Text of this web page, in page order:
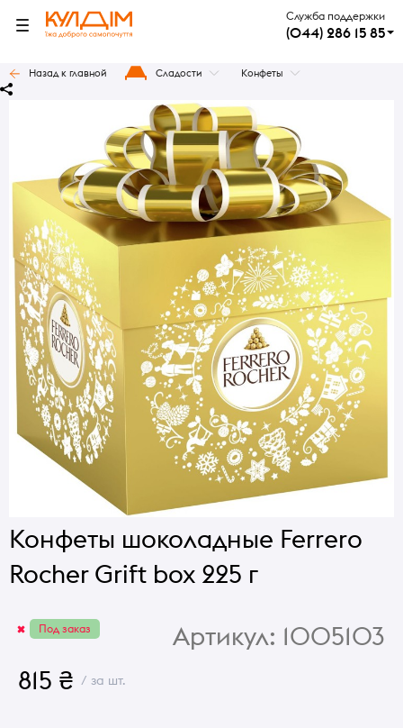
Служба поддержки
(044) 286 15 85
Назад к главной Сладости Конфеты
Конфеты шоколадные Ferrero
Rocher Grift box 225 г
Под заказ Артикул: 1005103
815 ₴ / за шт.